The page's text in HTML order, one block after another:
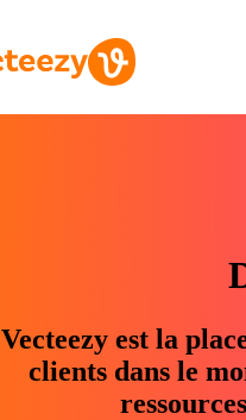
Vecteezy est la
clients dans le